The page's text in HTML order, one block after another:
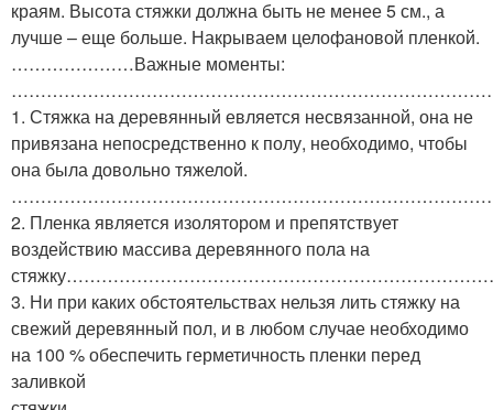
краям. Высота стяжки должна быть не менее 5 см., а
лучше – еще больше. Накрываем целофановой пленкой.
…………………Важные моменты:
1. Стяжка на деревянный евляется несвязанной, она не
привязана непосредственно к полу, необходимо, чтобы
она была довольно тяжелой.
2. Пленка является изолятором и препятствует
воздействию массива деревянного пола на
3. Ни при каких обстоятельствах нельзя лить стяжку на
свежий деревянный пол, и в любом случае необходимо
на 100 % обеспечить герметичность пленки перед
заливкой